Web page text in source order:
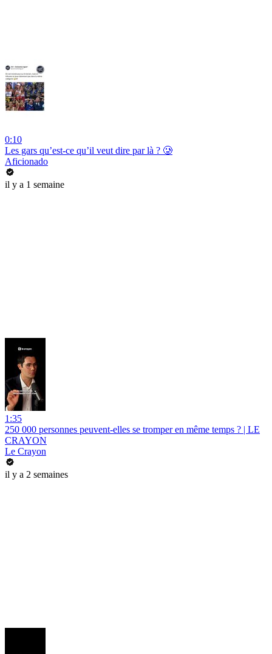
0:10
Les gars qu’est-ce qu’il veut dire par là ? 🥲
Aficionado
il y a 1 semaine
1:35
250 000 personnes peuvent-elles se tromper en même temps ? | LE
CRAYON
Le Crayon
il y a 2 semaines